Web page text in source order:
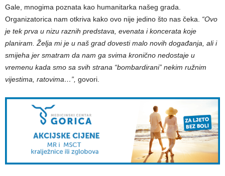
Gale, mnogima poznata kao humanitarka našeg grada.
Organizatorica nam otkriva kako ovo nije jedino što nas čeka. “Ovo
je tek prva u nizu raznih predstava, evenata i koncerata koje
planiram. Želja mi je u naš grad dovesti malo novih događanja, ali i
smijeha jer smatram da nam ga svima kronično nedostaje u
vremenu kada smo sa svih strana “bombardirani” nekim ružnim
vijestima, ratovima…”, govori.